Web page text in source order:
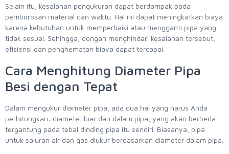
Selain itu, kesalahan pengukuran dapat berdampak pada
pemborosan material dan waktu. Hal ini dapat meningkatkan biaya
karena kebutuhan untuk memperbaiki atau mengganti pipa yang
tidak sesuai. Sehingga, dengan menghindari kesalahan tersebut,
efisiensi dan penghematan biaya dapat tercapai.
Cara Menghitung Diameter Pipa
Besi dengan Tepat
Dalam mengukur diameter pipa, ada dua hal yang harus Anda
perhitungkan: diameter luar dan dalam pipa, yang akan berbeda
tergantung pada tebal dinding pipa itu sendiri. Biasanya, pipa
untuk saluran air dan gas diukur berdasarkan diameter dalam pipa.